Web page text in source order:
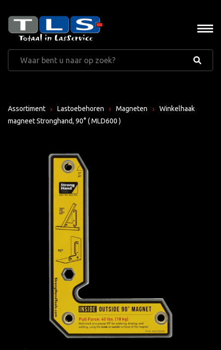
Assortiment Lastoebehoren Magneten
Winkelhaak
magneet Stronghand, 90° ( MLD600 )